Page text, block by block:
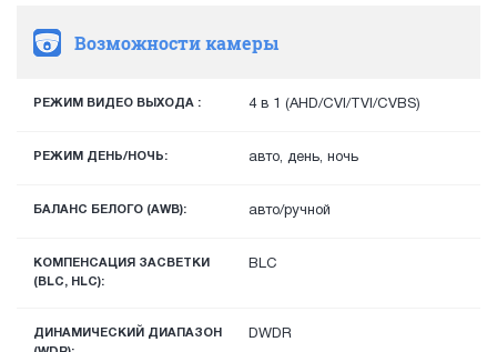
Возможности камеры
РЕЖИМ ВИДЕО ВЫХОДА : 4 в 1 (AHD/CVI/TVI/CVBS)
РЕЖИМ ДЕНЬ/НОЧЬ: авто, день, ночь
БАЛАНС БЕЛОГО (AWB): авто/ручной
КОМПЕНСАЦИЯ ЗАСВЕТКИ
(BLC, HLC):
BLC
ДИНАМИЧЕСКИЙ ДИАПАЗОН
DWDR